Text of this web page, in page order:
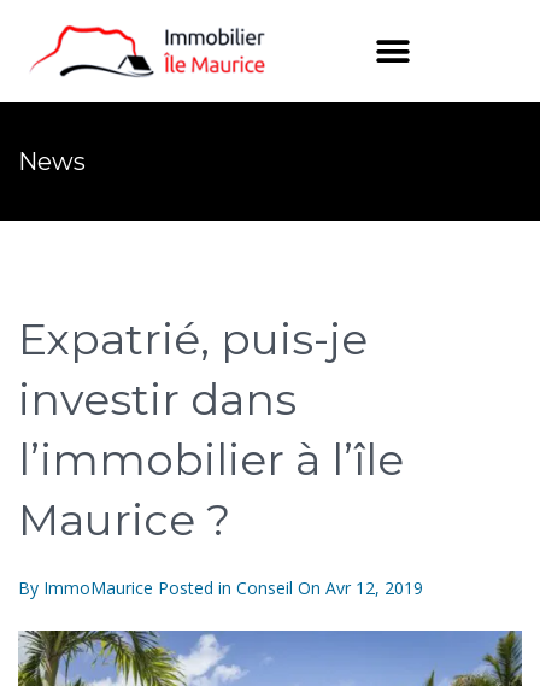
News
Expatrié, puis-je
investir dans
l’immobilier à l’île
Maurice ?
By ImmoMaurice Posted in Conseil On Avr 12, 2019